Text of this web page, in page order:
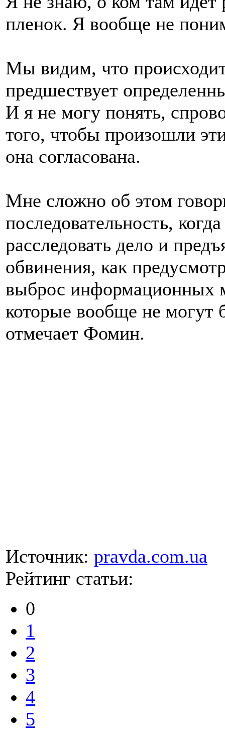
пленок. Я вообще не
Мы видим, что
предшествует
И я не могу понять,
того, чтобы произошли
она согласована.
Мне сложно об этом
последовательность,
расследовать дело и
обвинения, как
выброс информационных
которые вообще не
отмечает Фомин.
Источник: pravda.com.ua
Рейтинг статьи:
0
1
2
3
4
5